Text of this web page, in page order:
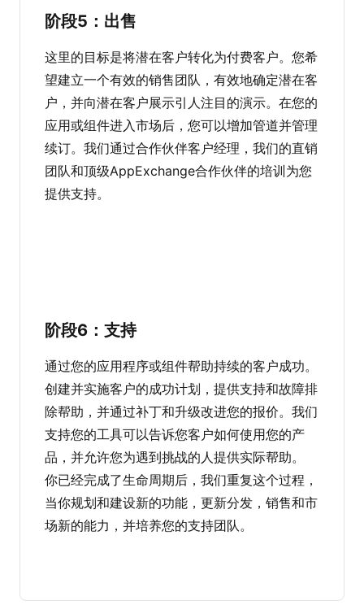
阶段5：出售
这里的目标是将潜在客户转化为付费客户。您希
望建立一个有效的销售团队，有效地确定潜在客
户，并向潜在客户展示引人注目的演示。在您的
应用或组件进入市场后，您可以增加管道并管理
续订。我们通过合作伙伴客户经理，我们的直销
团队和顶级AppExchange合作伙伴的培训为您
提供支持。
阶段6：支持
通过您的应用程序或组件帮助持续的客户成功。
创建并实施客户的成功计划，提供支持和故障排
除帮助，并通过补丁和升级改进您的报价。我们
支持您的工具可以告诉您客户如何使用您的产
品，并允许您为遇到挑战的人提供实际帮助。
你已经完成了生命周期后，我们重复这个过程，
当你规划和建设新的功能，更新分发，销售和市
场新的能力，并培养您的支持团队。